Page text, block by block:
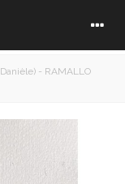
- RAMALLO